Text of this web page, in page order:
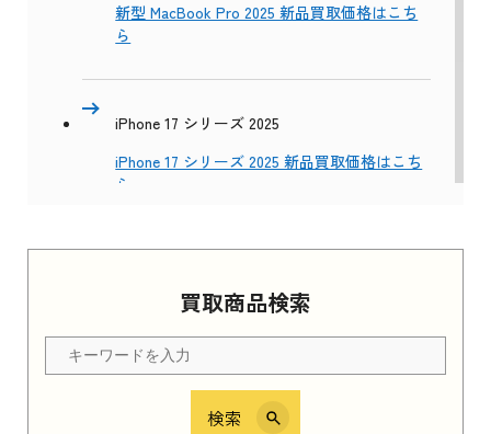
買取商品検索
検索
新型 MacBook Pro 2025 新品買取価格はこち
ら
iPhone 17 シリーズ 2025
iPhone 17 シリーズ 2025 新品買取価格はこち
ら
Apple Watch Series 11 2025 新品買取価格はこ
ちら
iPhone 16e シリーズ 2025